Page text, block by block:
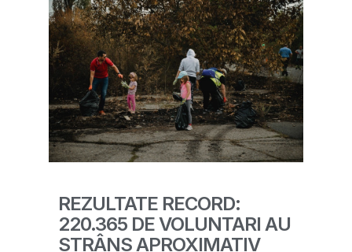
REZULTATE RECORD:
220.365 DE VOLUNTARI AU
STRÂNS APROXIMATIV